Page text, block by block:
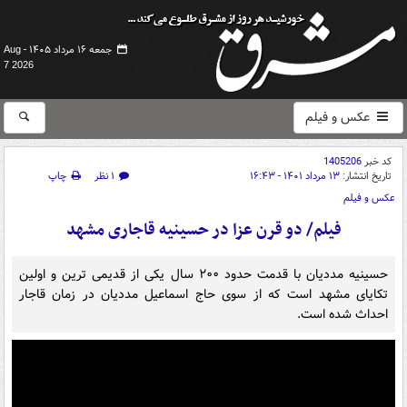
جمعه ۱۶ مرداد ۱۴۰۵ -
Aug
7 2026
عکس و فیلم
کد خبر1405206
تاریخ انتشار: ۱۳ مرداد ۱۴۰۱ - ۱۶:۴۳ ۱ نظر
چاپ
عکس و فیلم
فیلم/ دو قرن عزا در حسینیه قاجاری مشهد
حسینیه مددیان با قدمت حدود ۲۰۰ سال یکی از قدیمی ترین و اولین
تکایای مشهد است که از سوی حاج اسماعیل مددیان در زمان قاجار
احداث شده است.